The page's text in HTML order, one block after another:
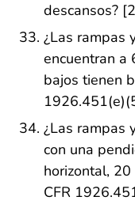
descansos?
¿Las rampas
encuentran a
bajos tienen
¿Las rampas
con una
horizontal,
CFR